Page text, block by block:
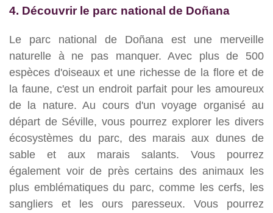
4. Découvrir le parc national de Doñana
Le parc national de Doñana est une merveille
naturelle à ne pas manquer. Avec plus de 500
espèces d'oiseaux et une richesse de la flore et de
la faune, c'est un endroit parfait pour les amoureux
de la nature. Au cours d'un voyage organisé au
départ de Séville, vous pourrez explorer les divers
écosystèmes du parc, des marais aux dunes de
sable et aux marais salants. Vous pourrez
également voir de près certains des animaux les
plus emblématiques du parc, comme les cerfs, les
sangliers et les ours paresseux. Vous pourrez